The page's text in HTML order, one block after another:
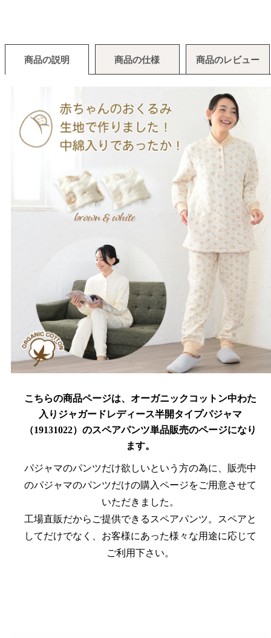
商品の説明 商品の仕様 商品のレビュー
こちらの商品ページは、オーガニックコットン中わた
入りジャガードレディース半開タイプパジャマ
（19131022）のスペアパンツ単品販売のページになり
ます。
パジャマのパンツだけ欲しいという方の為に、販売中
のパジャマのパンツだけの購入ページをご用意させて
いただきました。
工場直販だからご提供できるスペアパンツ。スペアと
してだけでなく、お客様にあった様々な用途に応じて
ご利用下さい。